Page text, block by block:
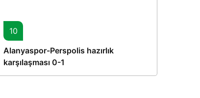
10
Alanyaspor-Perspolis hazırlık
karşılaşması 0-1